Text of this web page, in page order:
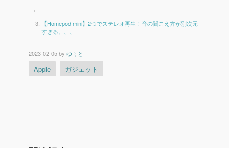
›
【Homepod mini】2つでステレオ再生！音の聞こえ方が別次元
すぎる、、、
2023-02-05by ゆぅと
Apple ガジェット